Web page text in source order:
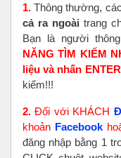
1. Thông thường, các
cả ra ngoài trang
Bạn là người
NĂNG TÌM KIẾM
liệu và nhấn ENTER
kiếm!!!
2. Đối với KHÁCH
khoản Facebook
đăng nhập bằng 1